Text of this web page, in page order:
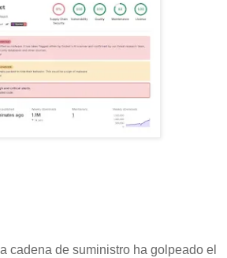
cadena de suministro ha golpeado el